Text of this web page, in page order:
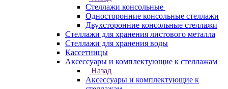
Стеллажи консольные
Односторонние консольные стеллажи
Двухсторонние консольные стеллажи
Стеллажи для хранения листового металла
Стеллажи для хранения воды
Кассетницы
Аксесcуары и комплектующие к стеллажам
Назад
Аксесcуары и комплектующие к